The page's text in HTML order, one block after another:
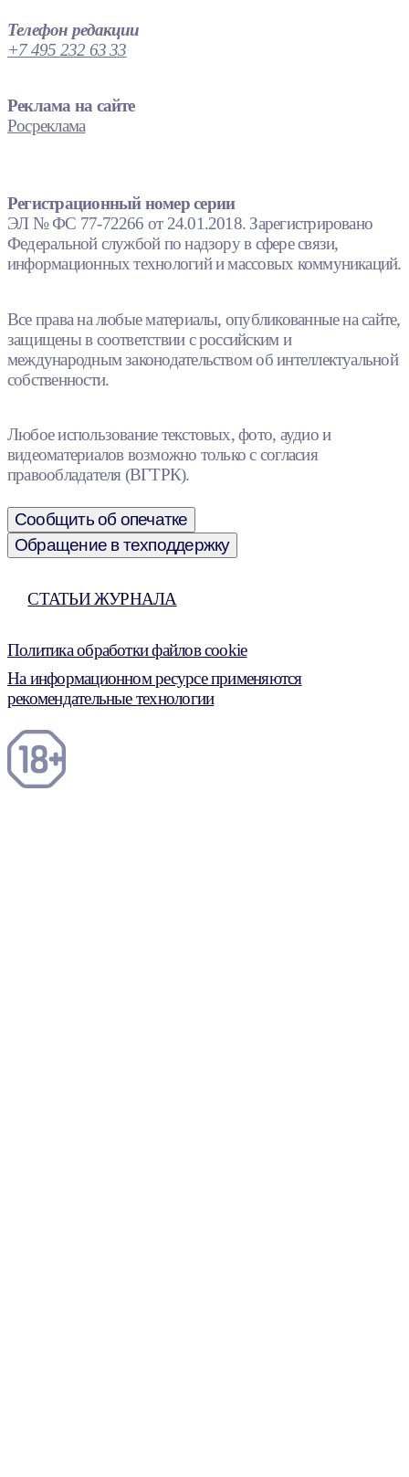
Телефон редакции
+7 495 232 63 33
Реклама на сайте
Росреклама
Регистрационный номер серии
ЭЛ № ФС 77-72266 от 24.01.2018. Зарегистрировано
Федеральной службой по надзору в сфере связи,
информационных технологий и массовых коммуникаций.
Все права на любые материалы, опубликованные на сайте,
защищены в соответствии с российским и
международным законодательством об интеллектуальной
собственности.
Любое использование текстовых, фото, аудио и
видеоматериалов возможно только с согласия
правообладателя (ВГТРК).
Сообщить об опечатке
Обращение в техподдержку
СТАТЬИ ЖУРНАЛА
Политика обработки файлов cookie
На информационном ресурсе применяются
рекомендательные технологии